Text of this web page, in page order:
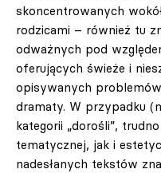
skoncentrowanych
rodzicami – również tu
odważnych pod
oferujących świeże i
opisywanych
dramaty. W przypadku
kategorii „dorośli”,
tematycznej, jak i
nadesłanych tekstów